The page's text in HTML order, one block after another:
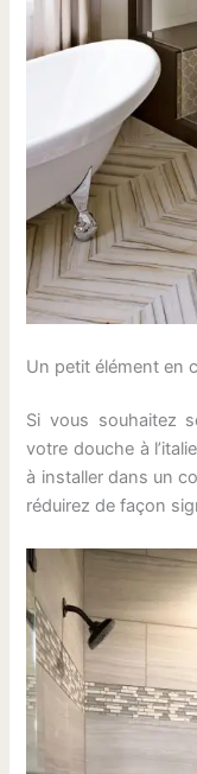
Un petit élément en
Si vous souhaitez
votre douche à
à installer dans un
réduirez de façon